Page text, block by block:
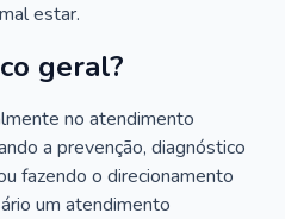
estar.
geral?
no atendimento
a prevenção, diagnóstico
fazendo o direcionamento
um atendimento